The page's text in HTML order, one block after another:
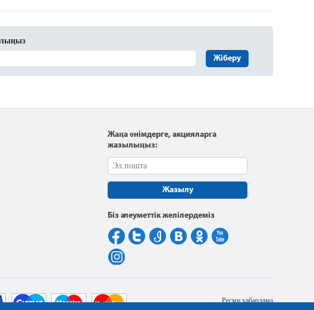
Жіберу
Жаңа өнімдерге, акцияларға
жазылыңыз:
Жазылу
Біз әлеуметтік желілердеміз
Ресми хабарлама